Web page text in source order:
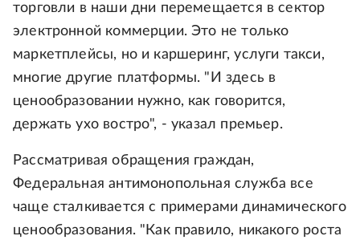
торговли в наши дни перемещается в сектор
электронной коммерции. Это не только
маркетплейсы, но и каршеринг, услуги такси,
многие другие платформы. "И здесь в
ценообразовании нужно, как говорится,
держать ухо востро", - указал премьер.
Рассматривая обращения граждан,
Федеральная антимонопольная служба все
чаще сталкивается с примерами динамического
ценообразования. "Как правило, никакого роста